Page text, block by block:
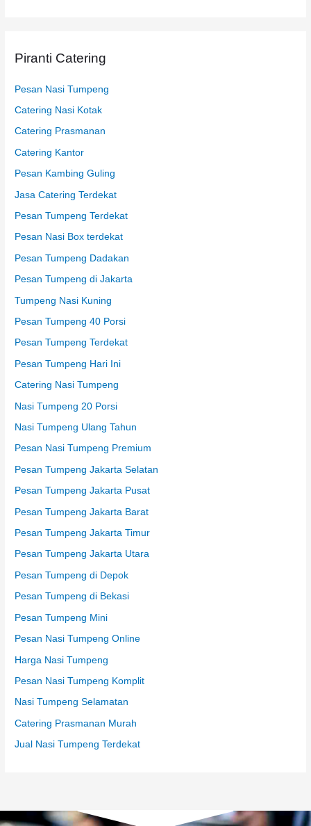
Piranti Catering
Pesan Nasi Tumpeng
Catering Nasi Kotak
Catering Prasmanan
Catering Kantor
Pesan Kambing Guling
Jasa Catering Terdekat
Pesan Tumpeng Terdekat
Pesan Nasi Box terdekat
Pesan Tumpeng Dadakan
Pesan Tumpeng di Jakarta
Tumpeng Nasi Kuning
Pesan Tumpeng 40 Porsi
Pesan Tumpeng Terdekat
Pesan Tumpeng Hari Ini
Catering Nasi Tumpeng
Nasi Tumpeng 20 Porsi
Nasi Tumpeng Ulang Tahun
Pesan Nasi Tumpeng Premium
Pesan Tumpeng Jakarta Selatan
Pesan Tumpeng Jakarta Pusat
Pesan Tumpeng Jakarta Barat
Pesan Tumpeng Jakarta Timur
Pesan Tumpeng Jakarta Utara
Pesan Tumpeng di Depok
Pesan Tumpeng di Bekasi
Pesan Tumpeng Mini
Pesan Nasi Tumpeng Online
Harga Nasi Tumpeng
Pesan Nasi Tumpeng Komplit
Nasi Tumpeng Selamatan
Catering Prasmanan Murah
Jual Nasi Tumpeng Terdekat